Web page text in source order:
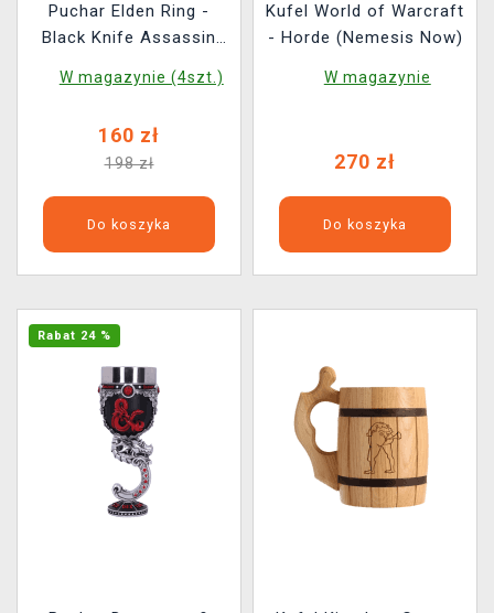
Puchar Elden Ring -
Black Knife Assassin
W magazynie (4szt.)
160 zł
198 zł
Do koszyka
Kufel World of Warcraft
- Horde (Nemesis Now)
W magazynie
270 zł
Do koszyka
Rabat 24 %